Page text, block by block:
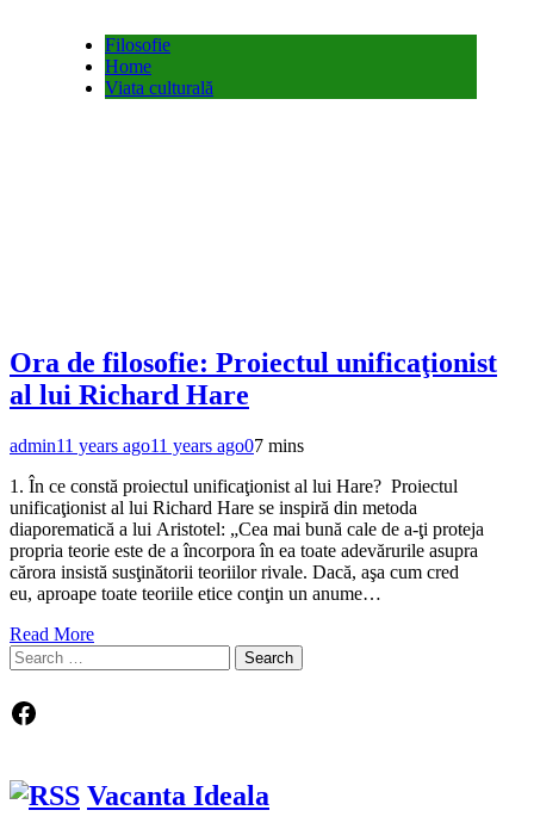
Filosofie
Home
Viata culturală
Ora de filosofie: Proiectul unificaţionist
al lui Richard Hare
admin11 years ago11 years ago07 mins
1. În ce constă proiectul unificaţionist al lui Hare? Proiectul
unificaţionist al lui Richard Hare se inspiră din metoda
diaporematică a lui Aristotel: „Cea mai bună cale de a-ţi proteja
propria teorie este de a încorpora în ea toate adevărurile asupra
cărora insistă susţinătorii teoriilor rivale. Dacă, aşa cum cred
eu, aproape toate teoriile etice conţin un anume…
Read More
Search
for:
Facebook
Vacanta Ideala